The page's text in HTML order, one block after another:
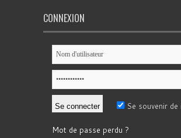
CONNEXION
Se souvenir de
Mot de passe perdu ?